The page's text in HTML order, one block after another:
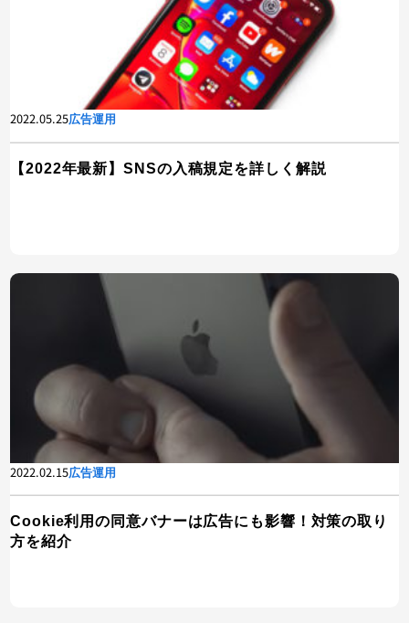
2022.05.25広告運用
【2022年最新】SNSの入稿規定を詳しく解説
2022.02.15広告運用
Cookie利用の同意バナーは広告にも影響！対策の取り
方を紹介